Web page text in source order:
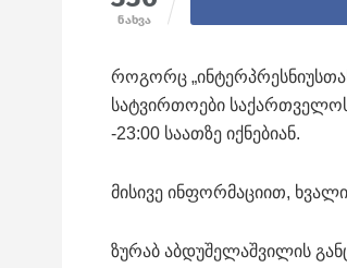
ნახვა
როგორც
სატვირთოები
-23:00 საათზე იქნებიან.
მისივე ინფორმაციით,
ზურაბ აბდუშელაშვილის